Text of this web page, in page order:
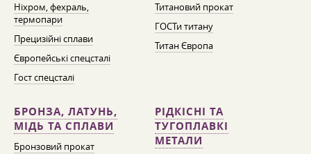
Ніхром, фехраль,
термопари
Прецизійні сплави
Європейські спецсталі
Гост спецсталі
Титановий прокат
ГОСТи титану
Титан Європа
БРОНЗА, ЛАТУНЬ,
МІДЬ ТА СПЛАВИ
Бронзовий прокат
РІДКІСНІ ТА
ТУГОПЛАВКІ
МЕТАЛИ